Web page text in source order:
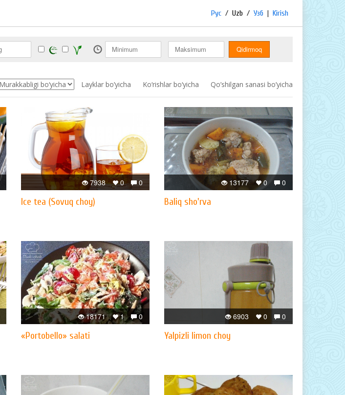
Рус / Uzb / Узб | Kirish
Layklar bo’yicha Ko‘rishlar bo‘yicha Qo’shilgan sanasi bo’yicha
0
0
7938
Ice tea (Sovuq choy)
0
0
13177
Baliq sho'rva
0
1
18171
«Portobello» salati
0
0
6903
Yalpizli limon choy